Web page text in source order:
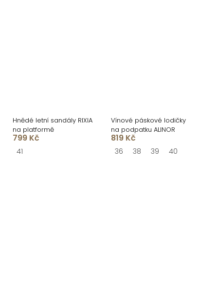
Hnědé letní sandály RIXIA
na platformě
799 Kč
41
Vínové páskové lodičky
na podpatku ALINOR
819 Kč
36 38 39 40